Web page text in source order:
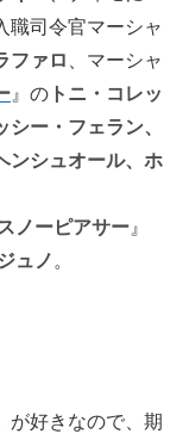
職司令官マーシャ
ファ ロ 、マーシャ
』の トニ・コレッ
ー・フェラン、
ンシュオール、ホ
ノーピアサー』
ュノ。
が好きなので、期